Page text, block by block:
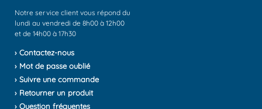
Notre service client vous répond du
lundi au vendredi de 8h00 à 12h00
et de 14h00 à 17h30
› Contactez-nous
› Mot de passe oublié
› Suivre une commande
› Retourner un produit
› Question fréquentes